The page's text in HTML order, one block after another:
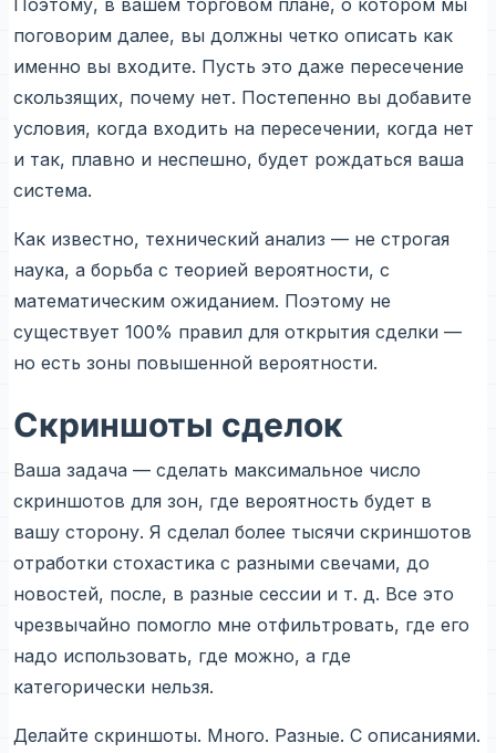
Поэтому, в вашем торговом плане, о котором мы
поговорим далее, вы должны четко описать как
именно вы входите. Пусть это даже пересечение
скользящих, почему нет. Постепенно вы добавите
условия, когда входить на пересечении, когда нет
и так, плавно и неспешно, будет рождаться ваша
система.
Как известно, технический анализ — не строгая
наука, а борьба с теорией вероятности, с
математическим ожиданием. Поэтому не
существует 100% правил для открытия сделки —
но есть зоны повышенной вероятности.
Скриншоты сделок
Ваша задача — сделать максимальное число
скриншотов для зон, где вероятность будет в
вашу сторону. Я сделал более тысячи скриншотов
отработки стохастика с разными свечами, до
новостей, после, в разные сессии и т. д. Все это
чрезвычайно помогло мне отфильтровать, где его
надо использовать, где можно, а где
категорически нельзя.
Делайте скриншоты. Много. Разные. С описаниями.